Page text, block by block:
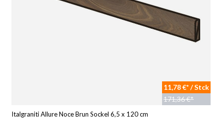
11,78 €* / Stck
171,36 €*
Italgraniti Allure Noce Brun Sockel 6,5 x 120 cm